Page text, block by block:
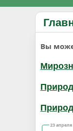
Вы
23 апреля